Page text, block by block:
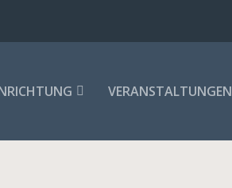
VERANSTALTUNGEN